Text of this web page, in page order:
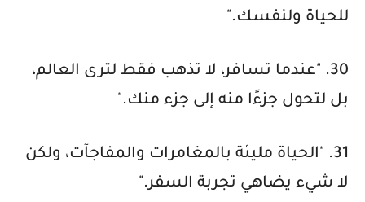
للحياة ولنفسك."
30. "عندما تسافر، لا تذهب فقط لترى العالم،
بل لتحول جزءًا منه إلى جزء منك."
31. "الحياة مليئة بالمغامرات والمفاجآت، ولكن
لا شيء يضاهي تجربة السفر."